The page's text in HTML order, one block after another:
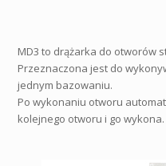
MD3 to drążarka do otworów
Przeznaczona jest do
jednym bazowaniu.
Po wykonaniu otworu
kolejnego otworu i go wykona.